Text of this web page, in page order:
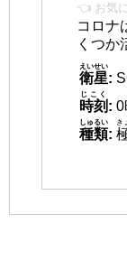
👈 お気
コロナ
くつか
衛星
えいせい
:
時刻
じこく
: 0
種類
しゅるい
:
き